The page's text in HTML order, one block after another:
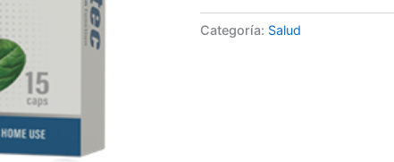
Categoría: Salud